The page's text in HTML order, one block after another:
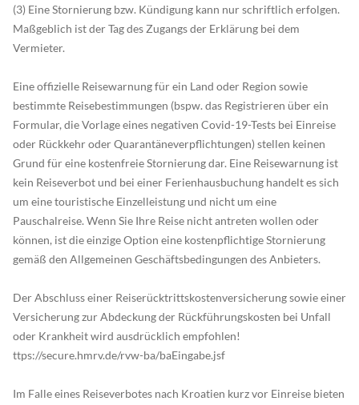
(3) Eine Stornierung bzw. Kündigung kann nur schriftlich erfolgen.
Maßgeblich ist der Tag des Zugangs der Erklärung bei dem
Vermieter.
Eine offizielle Reisewarnung für ein Land oder Region sowie
bestimmte Reisebestimmungen (bspw. das Registrieren über ein
Formular, die Vorlage eines negativen Covid-19-Tests bei Einreise
oder Rückkehr oder Quarantäneverpflichtungen) stellen keinen
Grund für eine kostenfreie Stornierung dar. Eine Reisewarnung ist
kein Reiseverbot und bei einer Ferienhausbuchung handelt es sich
um eine touristische Einzelleistung und nicht um eine
Pauschalreise. Wenn Sie Ihre Reise nicht antreten wollen oder
können, ist die einzige Option eine kostenpflichtige Stornierung
gemäß den Allgemeinen Geschäftsbedingungen des Anbieters.
Der Abschluss einer Reiserücktrittskostenversicherung sowie einer
Versicherung zur Abdeckung der Rückführungskosten bei Unfall
oder Krankheit wird ausdrücklich empfohlen!
ttps://secure.hmrv.de/rvw-ba/baEingabe.jsf
Im Falle eines Reiseverbotes nach Kroatien kurz vor Einreise bieten